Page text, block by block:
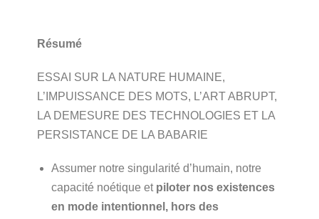
Résumé
ESSAI SUR LA NATURE HUMAINE,
L’IMPUISSANCE DES MOTS, L’ART ABRUPT,
LA DEMESURE DES TECHNOLOGIES ET LA
PERSISTANCE DE LA BABARIE
Assumer notre singularité d’humain, notre
capacité noétique et piloter nos existences
en mode intentionnel, hors des